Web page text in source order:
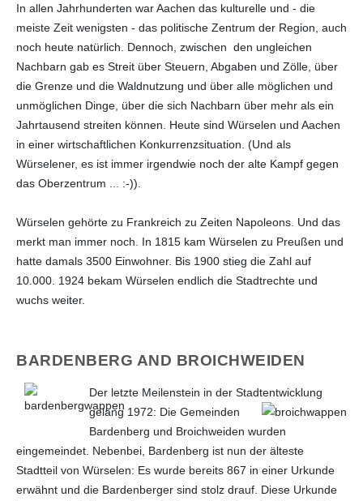
In allen Jahrhunderten war Aachen das kulturelle und - die
meiste Zeit wenigsten - das politische Zentrum der Region, auch
noch heute natürlich. Dennoch, zwischen den ungleichen
Nachbarn gab es Streit über Steuern, Abgaben und Zölle, über
die Grenze und die Waldnutzung und über alle möglichen und
unmöglichen Dinge, über die sich Nachbarn über mehr als ein
Jahrtausend streiten können. Heute sind Würselen und Aachen
in einer wirtschaftlichen Konkurrenzsituation. (Und als
Würselener, es ist immer irgendwie noch der alte Kampf gegen
das Oberzentrum ... :-)).
Würselen gehörte zu Frankreich zu Zeiten Napoleons. Und das
merkt man immer noch. In 1815 kam Würselen zu Preußen und
hatte damals 3500 Einwohner. Bis 1900 stieg die Zahl auf
10.000. 1924 bekam Würselen endlich die Stadtrechte und
wuchs weiter.
BARDENBERG AND BROICHWEIDEN
Der letzte Meilenstein in der Stadtentwicklung
gelang 1972: Die Gemeinden
Bardenberg und Broichweiden wurden
eingemeindet. Nebenbei, Bardenberg ist nun der älteste
Stadtteil von Würselen: Es wurde bereits 867 in einer Urkunde
erwähnt und die Bardenberger sind stolz drauf. Diese Urkunde